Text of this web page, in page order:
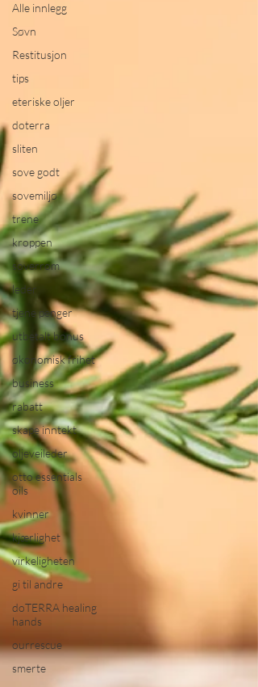
Alle innlegg
Søvn
Restitusjon
tips
eteriske oljer
doterra
sliten
sove godt
sovemiljø
trene
kroppen
soverrom
leder
tjene penger
utbetalt bonus
økonomisk frihet
business
rabatt
skape inntekt
oljeveileder
otto essentials
oils
kvinner
kjærlighet
virkeligheten
gi til andre
doTERRA healing
hands
ourrescue
smerte